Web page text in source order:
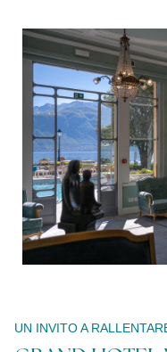
UN INVITO A